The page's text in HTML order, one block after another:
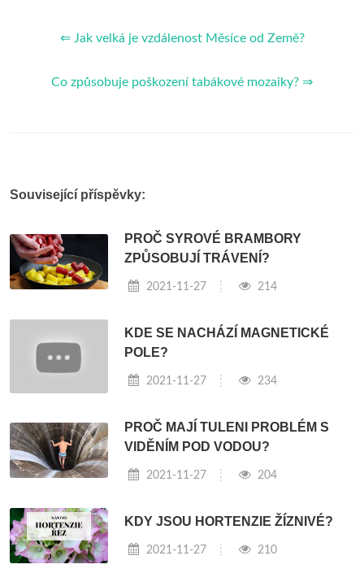
⇐ Jak velká je vzdálenost Měsíce od Země?
Co způsobuje poškození tabákové mozaiky? ⇒
Související příspěvky:
PROČ SYROVÉ BRAMBORY
ZPŮSOBUJÍ TRÁVENÍ?
2021-11-27 214
KDE SE NACHÁZÍ MAGNETICKÉ
POLE?
2021-11-27 234
PROČ MAJÍ TULENI PROBLÉM S
VIDĚNÍM POD VODOU?
2021-11-27 204
KDY JSOU HORTENZIE ŽÍZNIVÉ?
2021-11-27 210